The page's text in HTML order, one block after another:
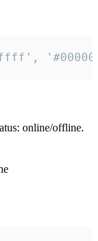
online/offline.